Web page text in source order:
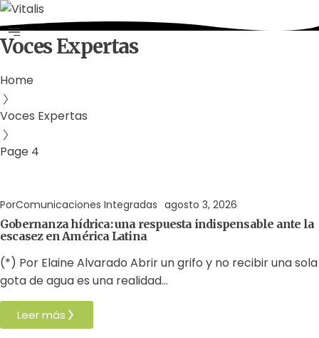
Voces Expertas
Home
Voces Expertas
Page 4
PorComunicaciones Integradas agosto 3, 2026
Gobernanza hídrica: una respuesta indispensable ante la
escasez en América Latina
(*) Por Elaine Alvarado Abrir un grifo y no recibir una sola
gota de agua es una realidad…
Leer más